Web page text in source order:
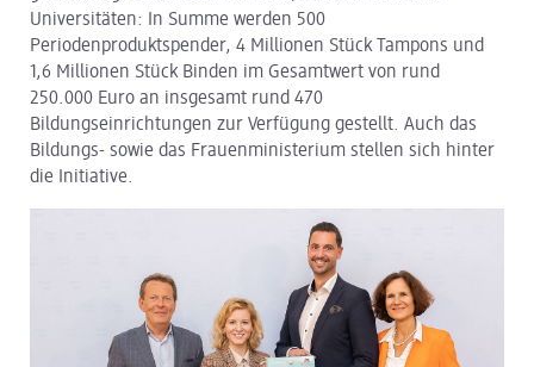
PAYBACK
Pressekontakt
ACTIVE BEAUTY
Universitäten: In Summe werden 500
Periodenproduktspender, 4 Millionen Stück Tampons und
1,6 Millionen Stück Binden im Gesamtwert von rund
250.000 Euro an insgesamt rund 470
Bildungseinrichtungen zur Verfügung gestellt. Auch das
Bildungs- sowie das Frauenministerium stellen sich hinter
die Initiative.